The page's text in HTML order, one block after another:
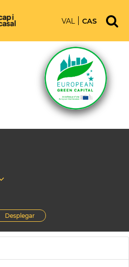
VAL CAS
Desplegar